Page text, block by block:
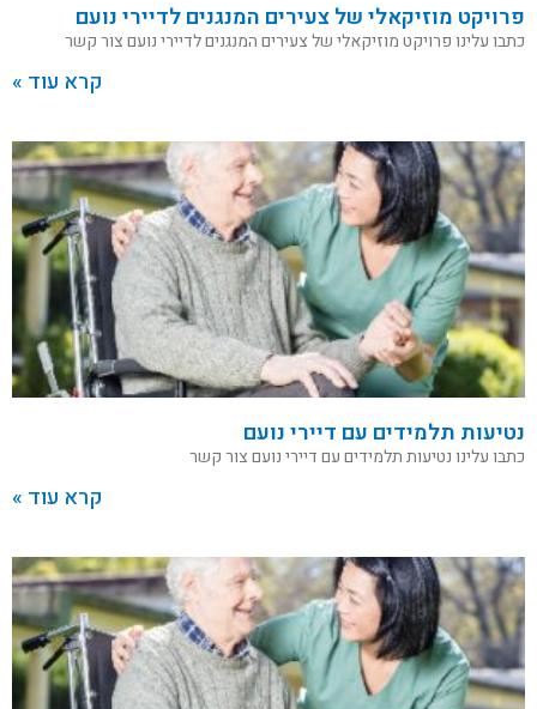
פרויקט מוזיקאלי של צעירים המנגנים לדיירי נועם
כתבו עלינו פרויקט מוזיקאלי של צעירים המנגנים לדיירי נועם צור קשר
קרא עוד »
נטיעות תלמידים עם דיירי נועם
כתבו עלינו נטיעות תלמידים עם דיירי נועם צור קשר
קרא עוד »